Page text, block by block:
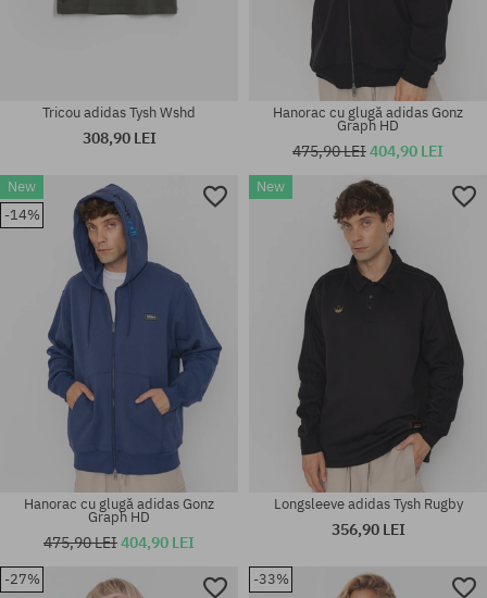
Mărimi existente:
41 1/3; 42; 42 2/3; 43 1/3; 44;
44 2/3; 45 1/3; 46; 46 2/3
mărime universală
Mărimi existente:
Tricou adidas Tysh Wshd
308,90 LEI
Mărimi existente:
Hanorac cu glugă adidas Gonz
Graph HD
475,90 LEI404,90 LEI
New
-14%
Hanorac cu glugă adidas Gonz
Graph HD
475,90 LEI404,90 LEI
New
Longsleeve adidas Tysh Rugby
356,90 LEI
-27% -33%